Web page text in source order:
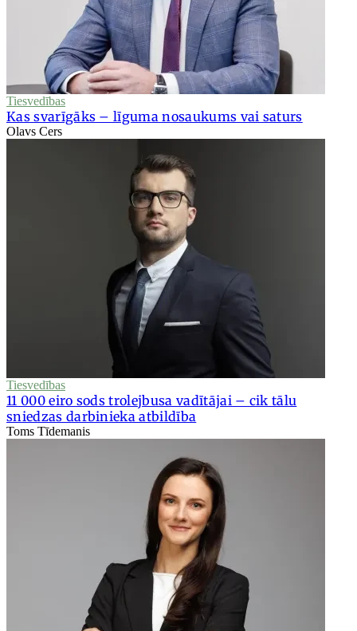
Tiesvedības
Kas svarīgāks – līguma nosaukums vai saturs
Olavs Cers
Tiesvedības
11 000 eiro sods trolejbusa vadītājai – cik tālu
sniedzas darbinieka atbildība
Toms Tīdemanis